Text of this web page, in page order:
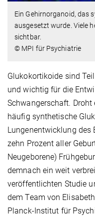
Ein Gehirnorganoid, das
ausgesetzt wurde. Viele
sichtbar.
© MPI für Psychiatrie
Glukokortikoide sind
und wichtig für die
Schwangerschaft. Droht
häufig synthetische
Lungenentwicklung des
zehn Prozent aller
Neugeborene)
demnach ein weit
veröffentlichten Studie
dem Team von
Planck-Institut für